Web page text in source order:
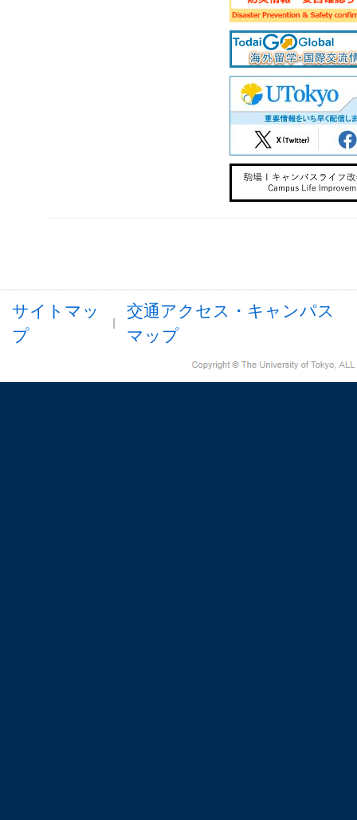
サイトマッ
プ
交通アクセス・キャンパス
マップ